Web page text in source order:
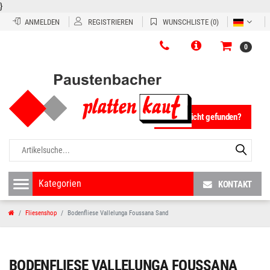
}
ANMELDEN REGISTRIEREN WUNSCHLISTE (0)
0
Fliese nicht gefunden?
KONTAKT
Fliesenshop Bodenfliese Vallelunga Foussana Sand
BODENFLIESE VALLELUNGA FOUSSANA